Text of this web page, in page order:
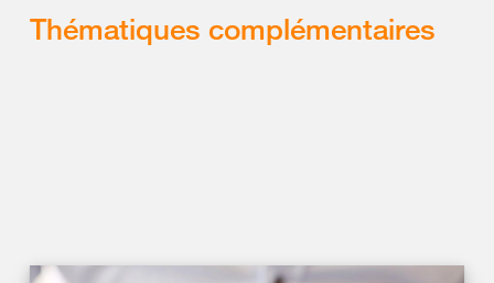
Thématiques complémentaires